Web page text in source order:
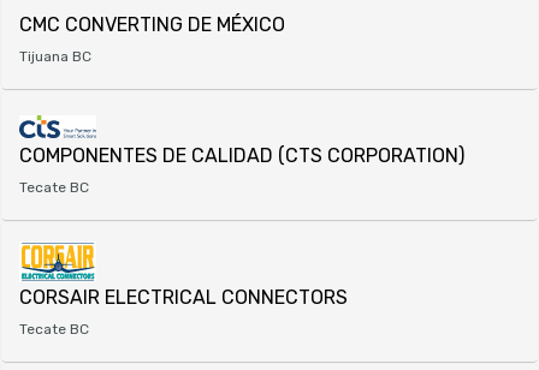
CMC CONVERTING DE MÉXICO
Tijuana BC
COMPONENTES DE CALIDAD (CTS CORPORATION)
Tecate BC
CORSAIR ELECTRICAL CONNECTORS
Tecate BC